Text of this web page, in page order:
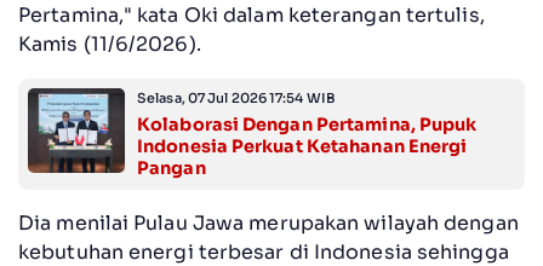
Pertamina," kata Oki dalam keterangan tertulis,
Kamis (11/6/2026).
Selasa, 07 Jul 2026 17:54 WIB
Kolaborasi Dengan Pertamina, Pupuk
Indonesia Perkuat Ketahanan Energi
Pangan
Dia menilai Pulau Jawa merupakan wilayah dengan
kebutuhan energi terbesar di Indonesia sehingga